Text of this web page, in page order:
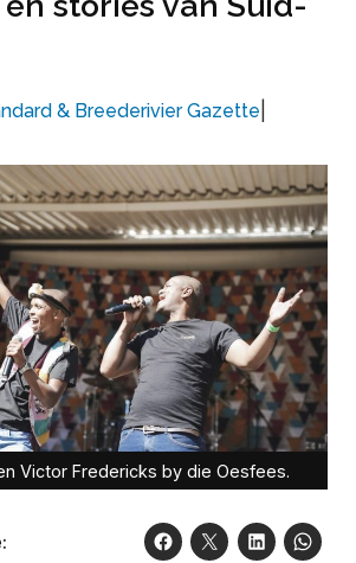
& Breederivier Gazette
Victor Fredericks by die Oesfees.